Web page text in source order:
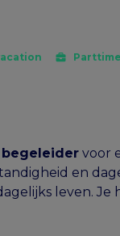
Parttime
begeleider voor
en
leven.